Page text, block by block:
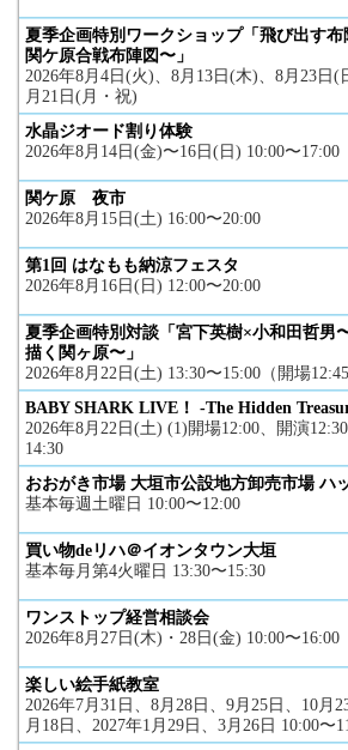
夏季企画特別ワークショップ「飛び出す
関ケ原合戦布陣図〜」
2026年8月4日(火)、8月13日(木)、8月23日(
月21日(月・祝)
水晶ジオード割り体験
2026年8月14日(金)〜16日(日) 10:00〜17:00
関ケ原 夜市
2026年8月15日(土) 16:00〜20:00
第1回 はなもも納涼フェスタ
2026年8月16日(日) 12:00〜20:00
夏季企画特別対談「宮下英樹×小和田哲男
描く関ヶ原〜」
2026年8月22日(土) 13:30〜15:00（開場12:45
BABY SHARK LIVE！ -The Hidden
2026年8月22日(土) (1)開場12:00、開演
14:30
おおがき市場 大垣市公設地方卸売市場 ハ
基本毎週土曜日 10:00〜12:00
買い物deリハ＠イオンタウン大垣
基本毎月第4火曜日 13:30〜15:30
ワンストップ経営相談会
2026年8月27日(木)・28日(金) 10:00〜16:00
楽しい絵手紙教室
2026年7月31日、8月28日、9月25日、10月
月18日、2027年1月29日、3月26日 10:00